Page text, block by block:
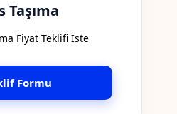
Taşıma
Fiyat Teklifi İste
Formu